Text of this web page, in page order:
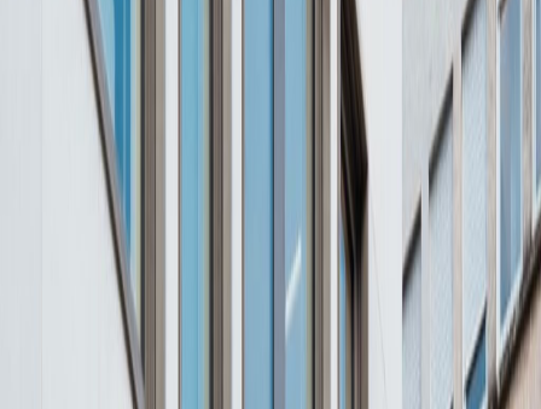
24-Stunden-Zugang
Stadt/Stadtzentrum
Tagesbetreuung
Behindertengerechte Einrichtungen
Turnhalle und Fitnessraum